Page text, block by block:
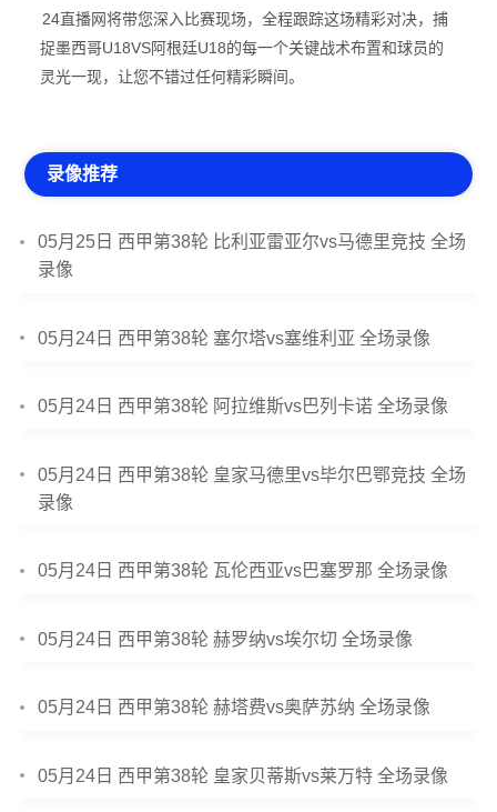
24直播网将带您深入比赛现场，全程跟踪这场精彩对决，捕
捉墨西哥U18VS阿根廷U18的每一个关键战术布置和球员的
灵光一现，让您不错过任何精彩瞬间。
录像推荐
05月25日 西甲第38轮 比利亚雷亚尔vs马德里竞技 全场
录像
05月24日 西甲第38轮 塞尔塔vs塞维利亚 全场录像
05月24日 西甲第38轮 阿拉维斯vs巴列卡诺 全场录像
05月24日 西甲第38轮 皇家马德里vs毕尔巴鄂竞技 全场
录像
05月24日 西甲第38轮 瓦伦西亚vs巴塞罗那 全场录像
05月24日 西甲第38轮 赫罗纳vs埃尔切 全场录像
05月24日 西甲第38轮 赫塔费vs奥萨苏纳 全场录像
05月24日 西甲第38轮 皇家贝蒂斯vs莱万特 全场录像